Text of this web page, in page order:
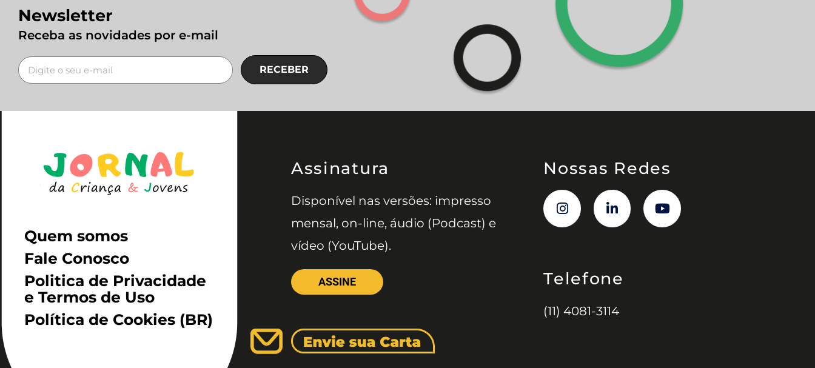
Newsletter
Receba as novidades por e-mail
RECEBER
Quem somos
Fale Conosco
Politica de Privacidade
e Termos de Uso
Política de Cookies (BR)
Assinatura
Disponível nas versões: impresso
mensal, on-line, áudio (Podcast) e
vídeo (YouTube).
ASSINE
Nossas Redes
Telefone
(11) 4081-3114